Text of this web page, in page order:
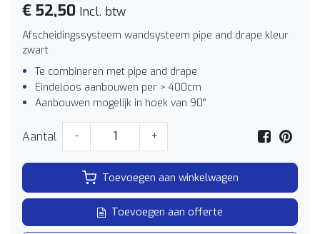
€ 52,50 Incl. btw
Afscheidingssysteem wandsysteem pipe and drape kleur
zwart
Te combineren met pipe and drape
Eindeloos aanbouwen per > 400cm
Aanbouwen mogelijk in hoek van 90°
Aantal - +
Toevoegen aan winkelwagen
Toevoegen aan offerte